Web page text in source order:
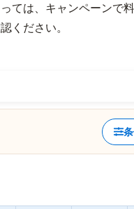
ては、キャンペーンで
ください。